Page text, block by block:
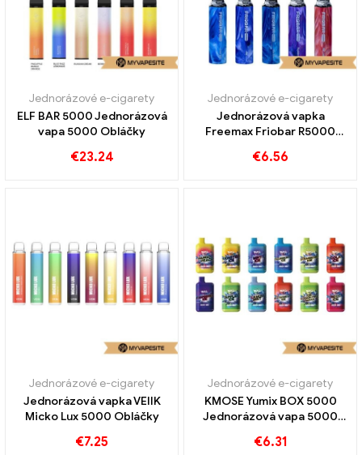
Jednorázové e-cigarety
ELF BAR 5000 Jednorázová
vapa 5000 Obláčky
€23.24
Jednorázové e-cigarety
Jednorázová vapka
Freemax Friobar R5000
€6.56
Jednorázové e-cigarety
Jednorázová vapka VEIIK
Micko Lux 5000 Obláčky
€7.25
Jednorázové e-cigarety
KMOSE Yumix BOX 5000
Jednorázová vapa 5000
€6.31